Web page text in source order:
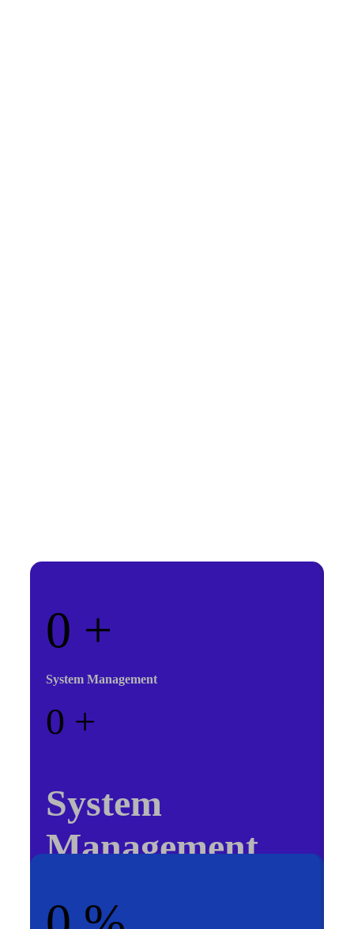
0 +
System Management
0 +
System
Management